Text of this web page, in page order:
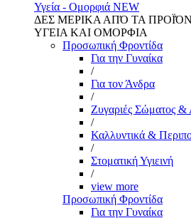
Υγεία - Ομορφιά NEW
ΔΕΣ ΜΕΡΙΚΑ ΑΠΌ ΤΑ
ΥΓΕΙΑ ΚΑΙ ΟΜΟΡΦΙΑ
Προσωπική Φροντίδα
Για την Γυναίκα
/
Για τον Άνδρα
/
Ζυγαριές Σώματος &
/
Καλλυντικά &
/
Στοματική Υγιεινή
/
view more
Προσωπική Φροντίδα
Για την Γυναίκα